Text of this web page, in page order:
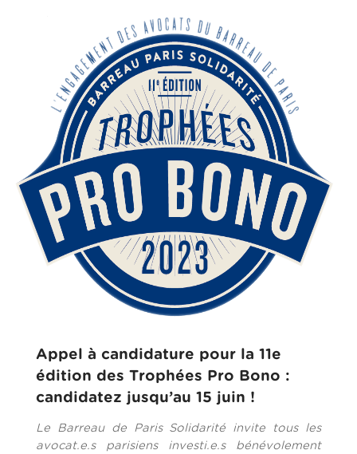
Appel à candidature pour la 11e
édition des Trophées Pro Bono :
candidatez jusqu’au 15 juin !
Le Barreau de Paris Solidarité invite tous les
avocat.e.s parisiens investi.e.s bénévolement